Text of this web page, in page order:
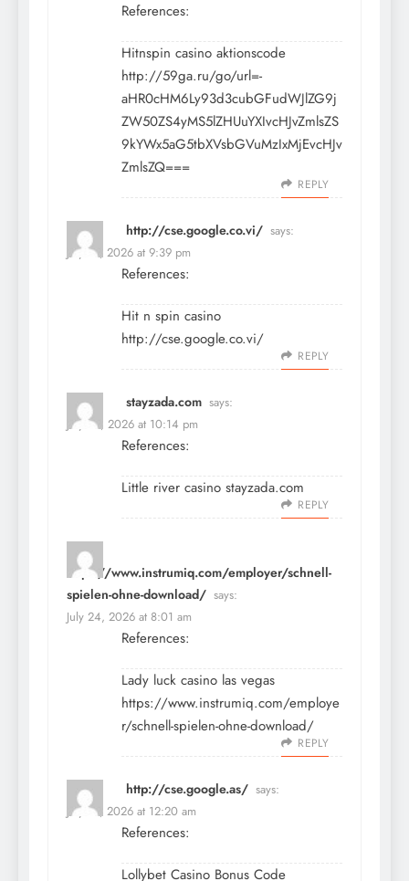
References:
Hitnspin casino aktionscode
http://59ga.ru/go/url=-
aHR0cHM6Ly93d3cubGFudWJlZG9j
ZW50ZS4yMS5lZHUuYXIvcHJvZmlsZS
9kYWx5aG5tbXVsbGVuMzIxMjEvcHJv
ZmlsZQ===
REPLY
http://cse.google.co.vi/ says:
July 16, 2026 at 9:39 pm
References:
Hit n spin casino
http://cse.google.co.vi/
REPLY
stayzada.com says:
July 23, 2026 at 10:14 pm
References:
Little river casino stayzada.com
REPLY
https://www.instrumiq.com/employer/schnell-
spielen-ohne-download/ says:
July 24, 2026 at 8:01 am
References:
Lady luck casino las vegas
https://www.instrumiq.com/employe
r/schnell-spielen-ohne-download/
REPLY
http://cse.google.as/ says:
July 27, 2026 at 12:20 am
References:
Lollybet Casino Bonus Code